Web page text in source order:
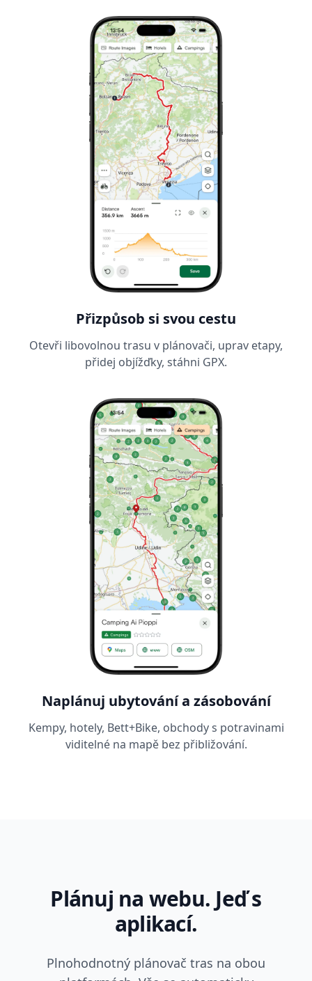
Přizpůsob si svou cestu
Otevři libovolnou trasu v plánovači, uprav etapy,
přidej objížďky, stáhni GPX.
Naplánuj ubytování a zásobování
Kempy, hotely, Bett+Bike, obchody s potravinami
viditelné na mapě bez přibližování.
Plánuj na webu. Jeď s
aplikací.
Plnohodnotný plánovač tras na obou